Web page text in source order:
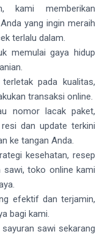
kami memberikan
yang ingin meraih
terlalu dalam.
memulai gaya hidup
pada kualitas,
transaksi online.
nomor lacak paket,
dan update terkini
ke tangan Anda.
kesehatan, resep
sawi, toko online kami
efektif dan terjamin,
bagi kami.
sawi sekarang